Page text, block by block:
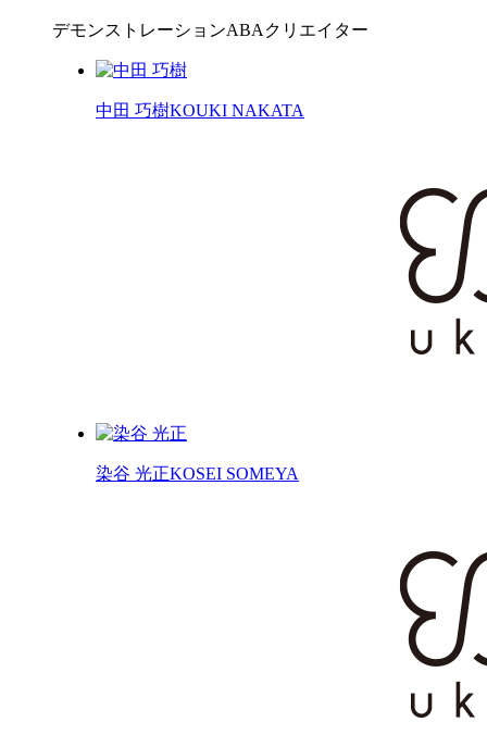
デモンストレーションABAクリエイター
中田 巧樹KOUKI NAKATA
染谷 光正KOSEI SOMEYA